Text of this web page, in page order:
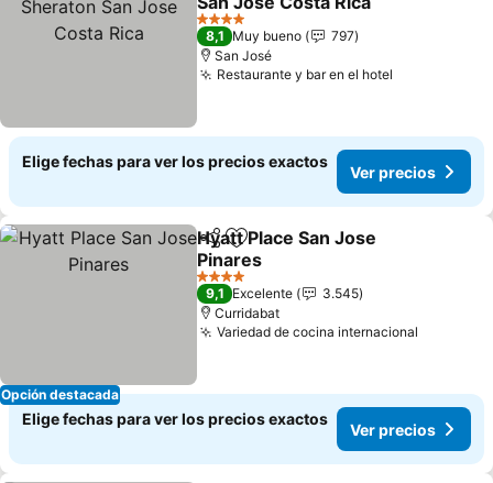
Ver precios
4 Estrellas
8,1 Muy bueno
797
San José
Restaurante y bar en el hotel
Elige fechas para ver los precios exactos
Ver precios
Opción destacada
CompartirAgregar a favoritos
Hyatt Place San Jose
Pinares
Ver precios
4 Estrellas
9,1 Excelente
3.545
Curridabat
Variedad de cocina internacional
Elige fechas para ver los precios exactos
Ver precios